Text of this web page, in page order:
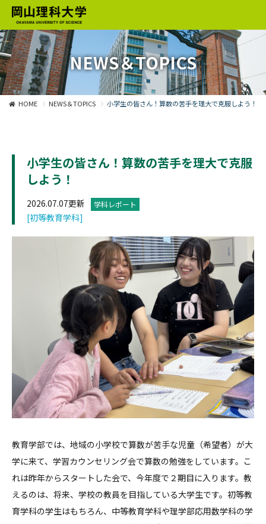
NEWS＆TOPICS
HOME NEWS＆TOPICS 小学生の皆さん！算数の苦手を理大で克服しよう！
小学生の皆さん！算数の苦手を理大で克服
しよう！
2026.07.07更新 学科レポート
[初等教育学科]
教育学部では、地域の小学校で算数が苦手な児童（希望者）が大
学に来て、学習カウンセリング会で算数の勉強をしています。こ
れは昨年からスタートした会で、今年度で２期目に入ります。教
えるのは、将来、学校の教員を目指している大学生です。初等教
育学科の学生はもちろん、中等教育学科や理学部応用数学科の学